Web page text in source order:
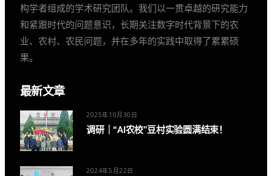
构学者组成的学术研究团队。我们以一贯卓越的研究能力
和紧跟时代的问题意识，长期关注数字时代背景下的农
业、农村、农民问题，并在多年的实践中取得了累累硕
果。
最新文章
2025年10月30日
调研｜“AI农校”豆村实验圆满结束！
2024年5月22日